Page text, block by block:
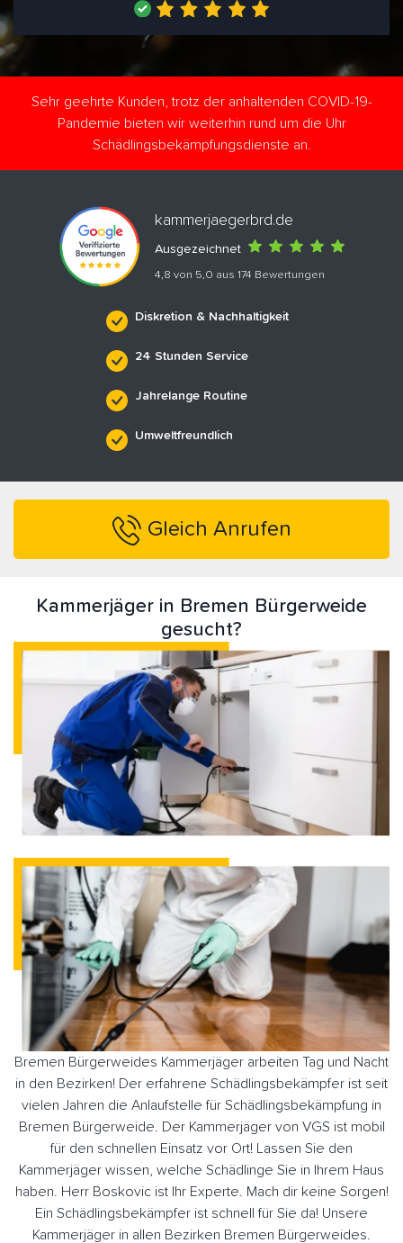
Sehr geehrte Kunden, trotz der anhaltenden COVID-19-
Pandemie bieten wir weiterhin rund um die Uhr
Schädlingsbekämpfungsdienste an.
kammerjaegerbrd.de
Ausgezeichnet
4,8 von 5,0 aus 174 Bewertungen
Diskretion & Nachhaltigkeit
24 Stunden Service
Jahrelange Routine
Umweltfreundlich
Gleich Anrufen
Kammerjäger in Bremen Bürgerweide
gesucht?
Bremen Bürgerweides Kammerjäger arbeiten Tag und Nacht
in den Bezirken! Der erfahrene Schädlingsbekämpfer ist seit
vielen Jahren die Anlaufstelle für Schädlingsbekämpfung in
Bremen Bürgerweide. Der Kammerjäger von VGS ist mobil
für den schnellen Einsatz vor Ort! Lassen Sie den
Kammerjäger wissen, welche Schädlinge Sie in Ihrem Haus
haben. Herr Boskovic ist Ihr Experte. Mach dir keine Sorgen!
Ein Schädlingsbekämpfer ist schnell für Sie da! Unsere
Kammerjäger in allen Bezirken Bremen Bürgerweides.